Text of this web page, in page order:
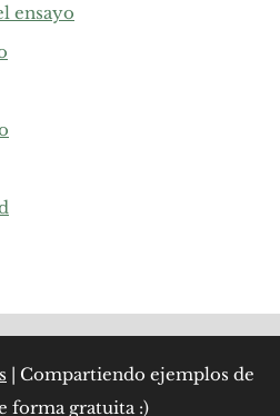
ensayo
| Compartiendo ejemplos de
forma gratuita :)